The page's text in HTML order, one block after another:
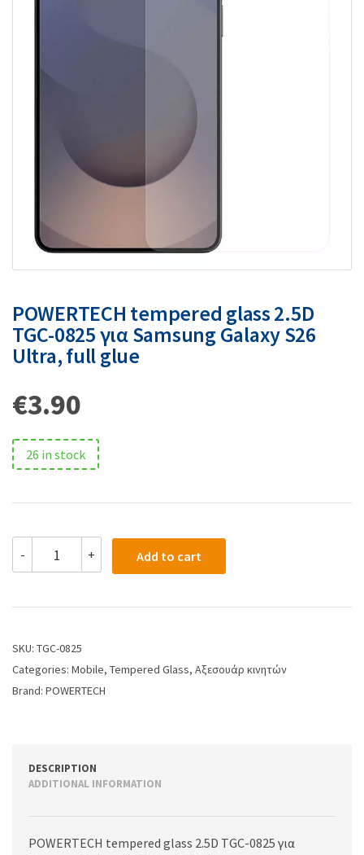
POWERTECH tempered glass 2.5D
TGC-0825 για Samsung Galaxy S26
Ultra, full glue
€3.90
26 in stock
- + Add to cart
SKU: TGC-0825
Categories: Mobile, Tempered Glass, Αξεσουάρ κινητών
Brand: POWERTECH
DESCRIPTION
ADDITIONAL INFORMATION
POWERTECH tempered glass 2.5D TGC-0825 για